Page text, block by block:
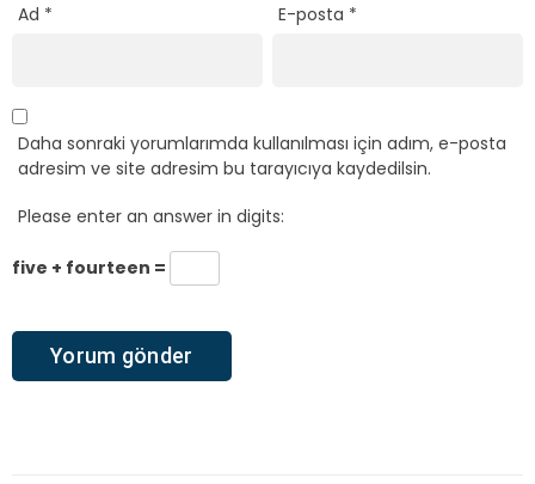
Ad * E-posta *
Daha sonraki yorumlarımda kullanılması için adım, e-posta
adresim ve site adresim bu tarayıcıya kaydedilsin.
Please enter an answer in digits:
five + fourteen =